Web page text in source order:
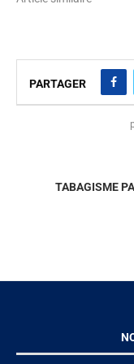
PARTAGER
TABAGISME